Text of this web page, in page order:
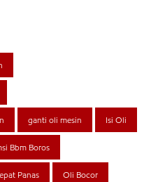
ganti oli mesin Isi Oli
Bbm Boros
Panas Oli Bocor